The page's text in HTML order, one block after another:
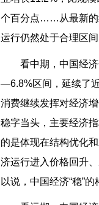
个百分点……从最新的
运行仍然处于合理区
看中期，中国经
—6.8%区间，延续了
消费继续发挥对经济
稳字当头，主要经济
的是体现在结构优化
济运行进入价格回升
以说，中国经济“稳”